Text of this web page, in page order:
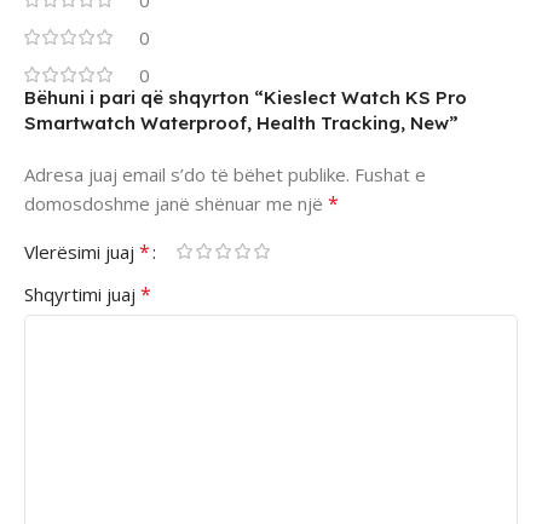
0
0
Bëhuni i pari që shqyrton “Kieslect Watch KS Pro
Smartwatch Waterproof, Health Tracking, New”
Adresa juaj email s’do të bëhet publike. Fushat e
domosdoshme janë shënuar me një *
Vlerësimi juaj *
Shqyrtimi juaj *